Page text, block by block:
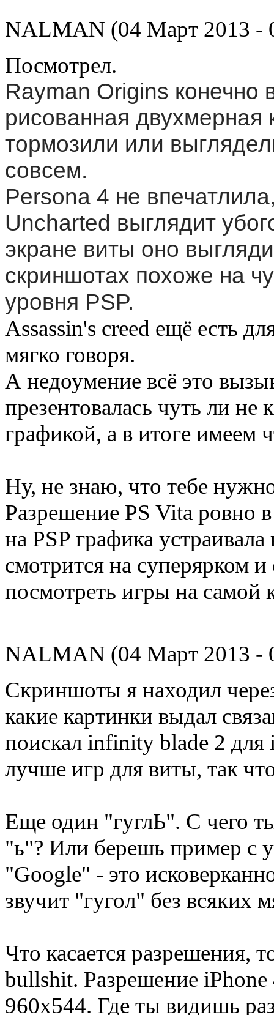
NALMAN (04 Март 2013 -
Посмотрел.
Rayman Origins конечно
рисованная двухмерная
тормозили или
совсем.
Persona 4 не
Uncharted выглядит
экране виты оно
скриншотах похоже на
уровня PSP.
Assassin's creed ещё есть
мягко говоря.
А недоумение всё это
презентовалась чуть ли не
графикой, а в итоге имеем
Ну, не знаю, что тебе
Разрешение PS Vita ровно
на PSP графика
смотрится на суперярком
посмотреть игры на самой
NALMAN (04 Март 2013 -
Скриншоты я находил
какие картинки выдал
поискал infinity blade 2
лучше игр для виты, так
Еще один "гуглЬ". С чего
"ь"? Или берешь пример с
"Google" - это
звучит "гугол" без всяких
Что касается разрешения,
bullshit. Разрешение
960x544. Где ты видишь